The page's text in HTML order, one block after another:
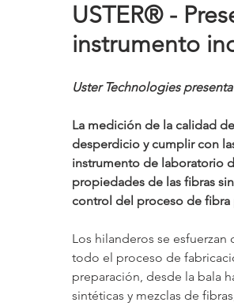
Tintura y Acabados MARZOLI
USTER® -
instrumento
Uster Technologies
La medición de la calidad
desperdicio y cumplir con
instrumento de laboratorio
propiedades de las fibras
control del proceso de fibra
Los hilanderos se
todo el proceso de
preparación, desde la bala
sintéticas y mezclas de